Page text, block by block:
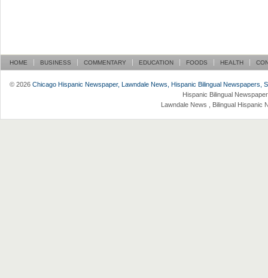
HOME BUSINESS COMMENTARY EDUCATION FOODS HEALTH
© 2026 Chicago Hispanic Newspaper, Lawndale News, Hispanic Bilingual Newspapers,
Hispanic Bilingual
Lawndale News , Bilingual Hispanic